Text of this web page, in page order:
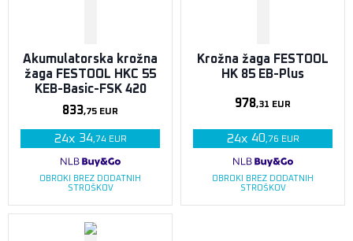
Akumulatorska krožna
žaga FESTOOL HKC 55
KEB-Basic-FSK 420
833,75 EUR
24x 34,74 EUR
OBROKI BREZ DODATNIH
STROŠKOV
Krožna žaga FESTOOL
HK 85 EB-Plus
978,31 EUR
24x 40,76 EUR
OBROKI BREZ DODATNIH
STROŠKOV